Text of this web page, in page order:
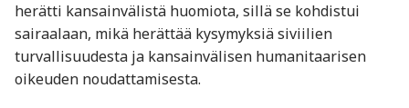
herätti kansainvälistä huomiota, sillä se kohdistui
sairaalaan, mikä herättää kysymyksiä siviilien
turvallisuudesta ja kansainvälisen humanitaarisen
oikeuden noudattamisesta.